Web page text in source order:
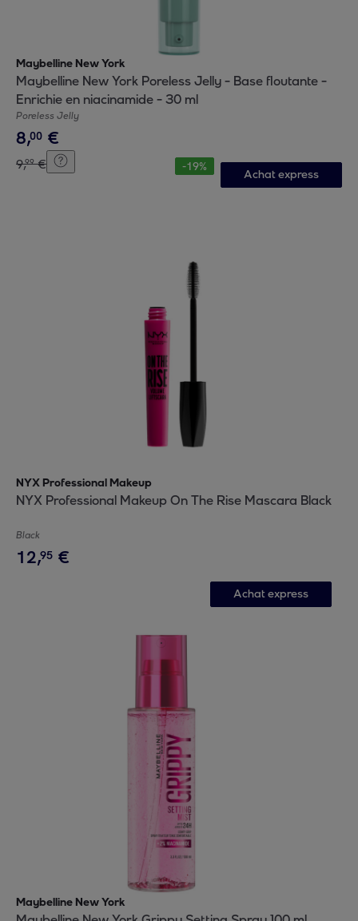
Maybelline New York
Maybelline New York Poreless Jelly - Base floutante -
Enrichie en niacinamide - 30 ml
Poreless Jelly
8,00 €
9,99 € -19%
Achat express
NYX Professional Makeup
NYX Professional Makeup On The Rise Mascara Black
Black
12,95 €
Achat express
Maybelline New York